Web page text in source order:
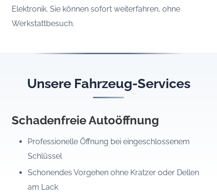
Elektronik. Sie können sofort weiterfahren, ohne
Werkstattbesuch.
Unsere Fahrzeug-Services
Schadenfreie Autoöffnung
Professionelle Öffnung bei eingeschlossenem
Schlüssel
Schonendes Vorgehen ohne Kratzer oder Dellen
am Lack